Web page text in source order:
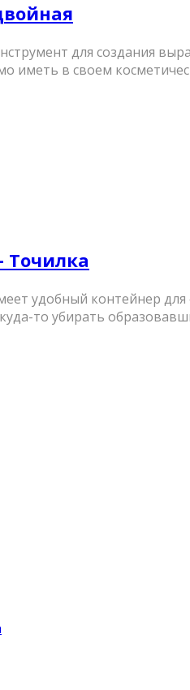
для создания
в своем
Точилка
имеет удобный
то убирать